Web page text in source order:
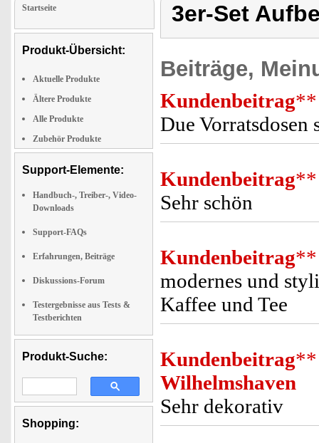
Startseite
Produkt-Übersicht:
Aktuelle Produkte
Ältere Produkte
Alle Produkte
Zubehör Produkte
Support-Elemente:
Handbuch-, Treiber-, Video-
Downloads
Support-FAQs
Erfahrungen, Beiträge
Diskussions-Forum
Testergebnisse aus Tests &
Testberichten
Produkt-Suche:
Shopping:
3er-Set
Beiträge,
Kundenbeitrag**
Due
Kundenbeitrag**
Sehr schön
Kundenbeitrag**
modernes und
Kaffee und Tee
Kundenbeitrag**
Wilhelmshaven
Sehr dekorativ